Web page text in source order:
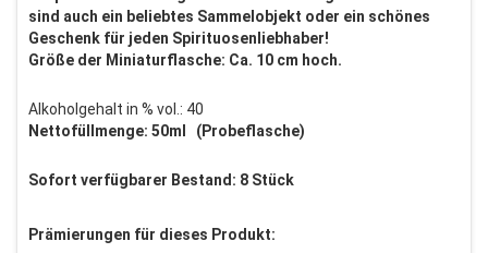
sind auch ein beliebtes Sammelobjekt oder ein schönes
Geschenk für jeden Spirituosenliebhaber!
Größe der Miniaturflasche: Ca. 10 cm hoch.
Alkoholgehalt in % vol.: 40
Nettofüllmenge: 50ml (Probeflasche)
Sofort verfügbarer Bestand: 8 Stück
Prämierungen für dieses Produkt: